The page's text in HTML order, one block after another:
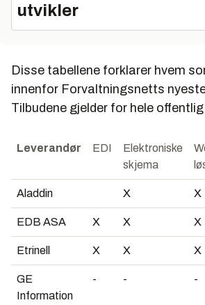
utvikler
Disse tabellene forklarer hvem
innenfor Forvaltningsnetts
Tilbudene gjelder for hele
Leverandør EDI
Elektroniske
skjema
Aladdin X X
EDB ASA X X X
Etrinell X X X
GE
Information
- - -